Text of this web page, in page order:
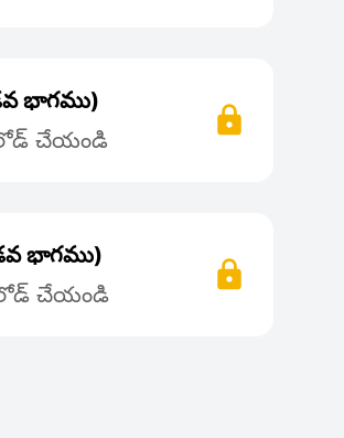
భాగము)
చేయండి
భాగము)
చేయండి